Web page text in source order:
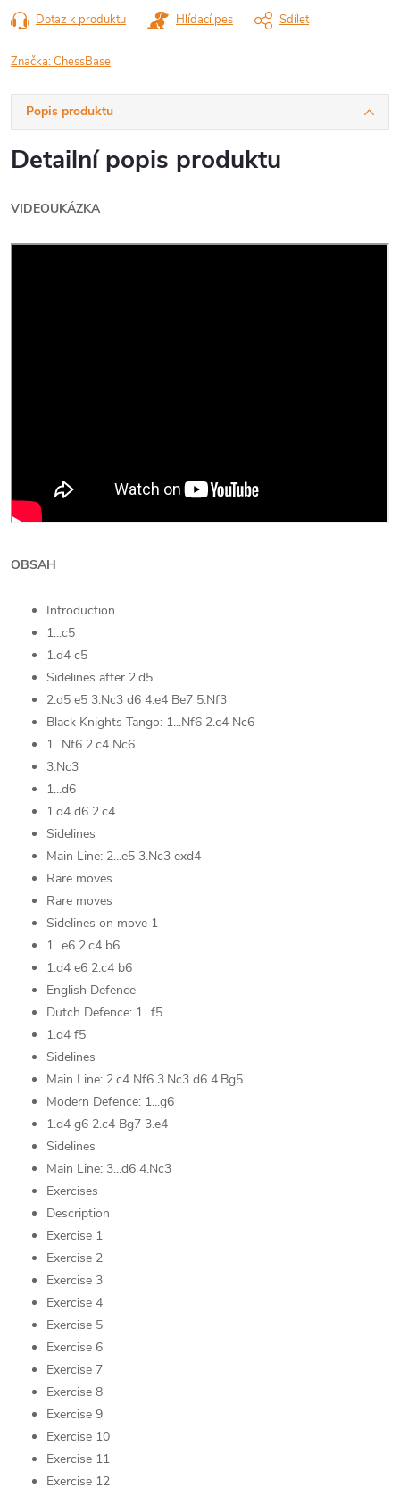
Dotaz k produktu Hlídací pes Sdílet
Značka:ChessBase
Popis produktu
Detailní popis produktu
VIDEOUKÁZKA
OBSAH
Introduction
1...c5
1.d4 c5
Sidelines after 2.d5
2.d5 e5 3.Nc3 d6 4.e4 Be7 5.Nf3
Black Knights Tango: 1...Nf6 2.c4 Nc6
1...Nf6 2.c4 Nc6
3.Nc3
1...d6
1.d4 d6 2.c4
Sidelines
Main Line: 2...e5 3.Nc3 exd4
Rare moves
Rare moves
Sidelines on move 1
1...e6 2.c4 b6
1.d4 e6 2.c4 b6
English Defence
Dutch Defence: 1...f5
1.d4 f5
Sidelines
Main Line: 2.c4 Nf6 3.Nc3 d6 4.Bg5
Modern Defence: 1...g6
1.d4 g6 2.c4 Bg7 3.e4
Sidelines
Main Line: 3...d6 4.Nc3
Exercises
Description
Exercise 1
Exercise 2
Exercise 3
Exercise 4
Exercise 5
Exercise 6
Exercise 7
Exercise 8
Exercise 9
Exercise 10
Exercise 11
Exercise 12